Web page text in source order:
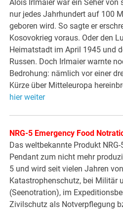
Alois Irlmaier war ein Seher von
nur jedes Jahrhundert auf 100
geboren wird. So sagte er
Kosovokrieg voraus. Oder den
Heimatstadt im April 1945 und
Russen. Doch Irlmaier warnte
Bedrohung: nämlich vor einer
Kürze über Mitteleuropa
hier weiter
NRG-5 Emergency Food
Das weltbekannte Produkt
Pendant zum nicht mehr
5 und wird seit vielen Jahren
Katastrophenschutz, bei Militär
(Seenotration), im
Zivilschutz als Notverpflegung